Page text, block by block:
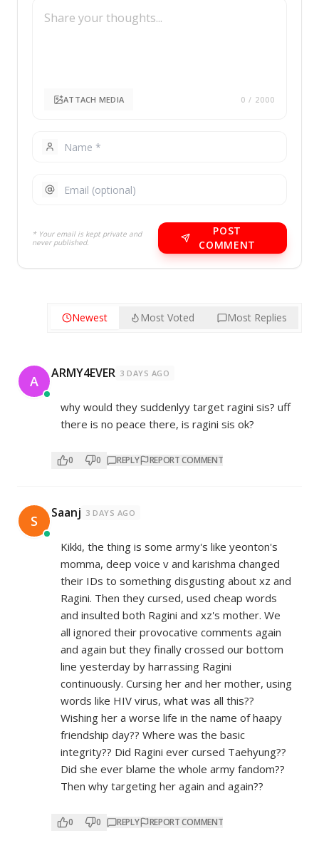
ATTACH MEDIA 0 / 2000
* Your email is kept private and
never published.
POST
COMMENT
Newest Most Voted Most Replies
A ARMY4EVER 3 DAYS AGO
why would they suddenlyy target ragini sis? uff
there is no peace there, is ragini sis ok?
0 0 REPLY REPORT COMMENT
S Saanj 3 DAYS AGO
Kikki, the thing is some army's like yeonton's
momma, deep voice v and karishma changed
their IDs to something disgusting about xz and
Ragini. Then they cursed, used cheap words
and insulted both Ragini and xz's mother. We
all ignored their provocative comments again
and again but they finally crossed our bottom
line yesterday by harrassing Ragini
continuously. Cursing her and her mother, using
words like HIV virus, what was all this??
Wishing her a worse life in the name of haapy
friendship day?? Where was the basic
integrity?? Did Ragini ever cursed Taehyung??
Did she ever blame the whole army fandom??
Then why targeting her again and again??
0 0 REPLY REPORT COMMENT